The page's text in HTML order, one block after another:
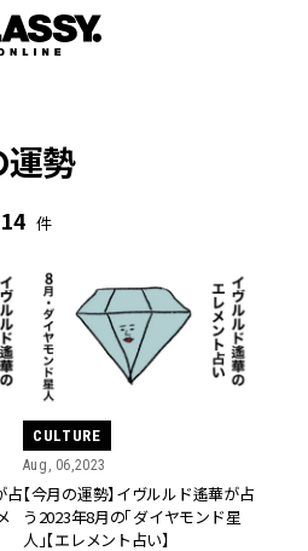
勢
14 件
占
CULTURE
Aug, 06,2023
【今月の運勢】イヴルルド遙華が占
う2023年8月の「ダイヤモンド星
人」【エレメント占い】